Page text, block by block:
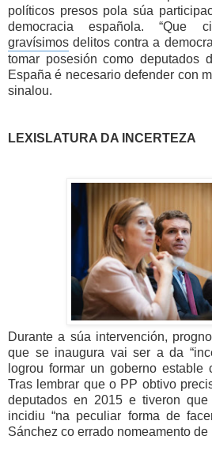
políticos presos pola súa
democracia española. “Que
gravísimos delitos contra a
tomar posesión como deputados
España é necesario defender con
sinalou.
LEXISLATURA DA INCERTEZA
Durante a súa intervención,
que se inaugura vai ser a da
logrou formar un goberno estable
Tras lembrar que o PP obtivo
deputados en 2015 e tiveron
incidiu “na peculiar forma de
Sánchez co errado nomeamento de